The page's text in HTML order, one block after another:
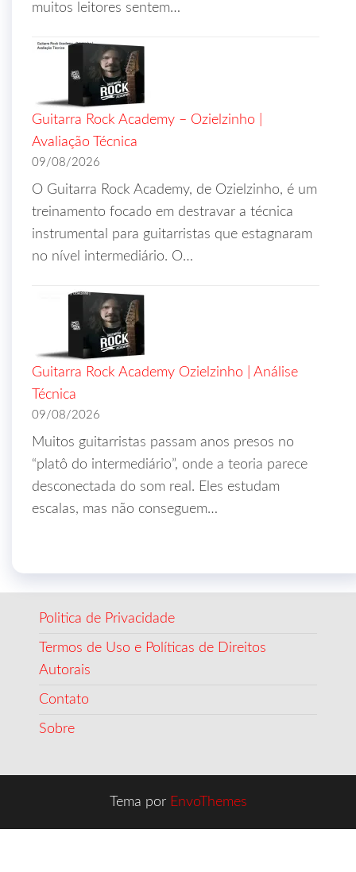
muitos leitores sentem…
Guitarra Rock Academy – Ozielzinho |
Avaliação Técnica
09/08/2026
O Guitarra Rock Academy, de Ozielzinho, é um
treinamento focado em destravar a técnica
instrumental para guitarristas que estagnaram
no nível intermediário. O…
Guitarra Rock Academy Ozielzinho | Análise
Técnica
09/08/2026
Muitos guitarristas passam anos presos no
“platô do intermediário”, onde a teoria parece
desconectada do som real. Eles estudam
escalas, mas não conseguem…
Politica de Privacidade
Termos de Uso e Políticas de Direitos
Autorais
Contato
Sobre
Tema por EnvoThemes